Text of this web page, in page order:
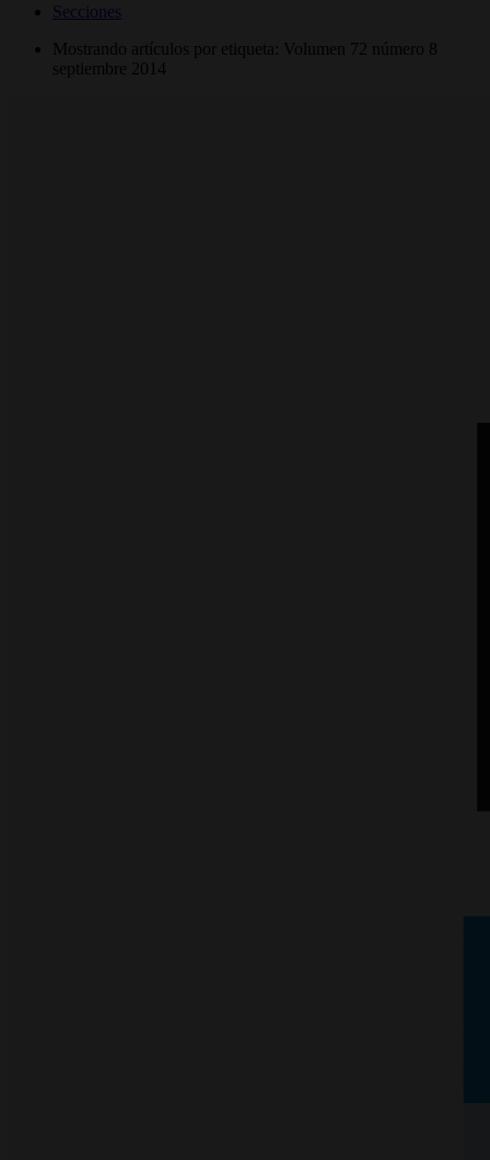
Secciones
Mostrando artículos por etiqueta: Volumen 72 número 8
septiembre 2014